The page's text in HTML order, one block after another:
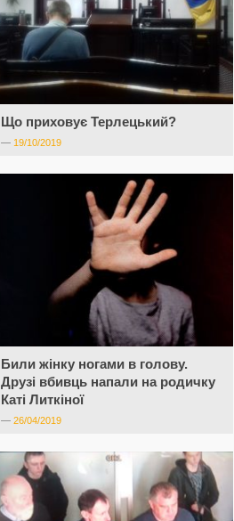
Що приховує Терлецький?
— 19/10/2019
Били жінку ногами в голову.
Друзі вбивць напали на родичку
Каті Литкіної
— 26/04/2019